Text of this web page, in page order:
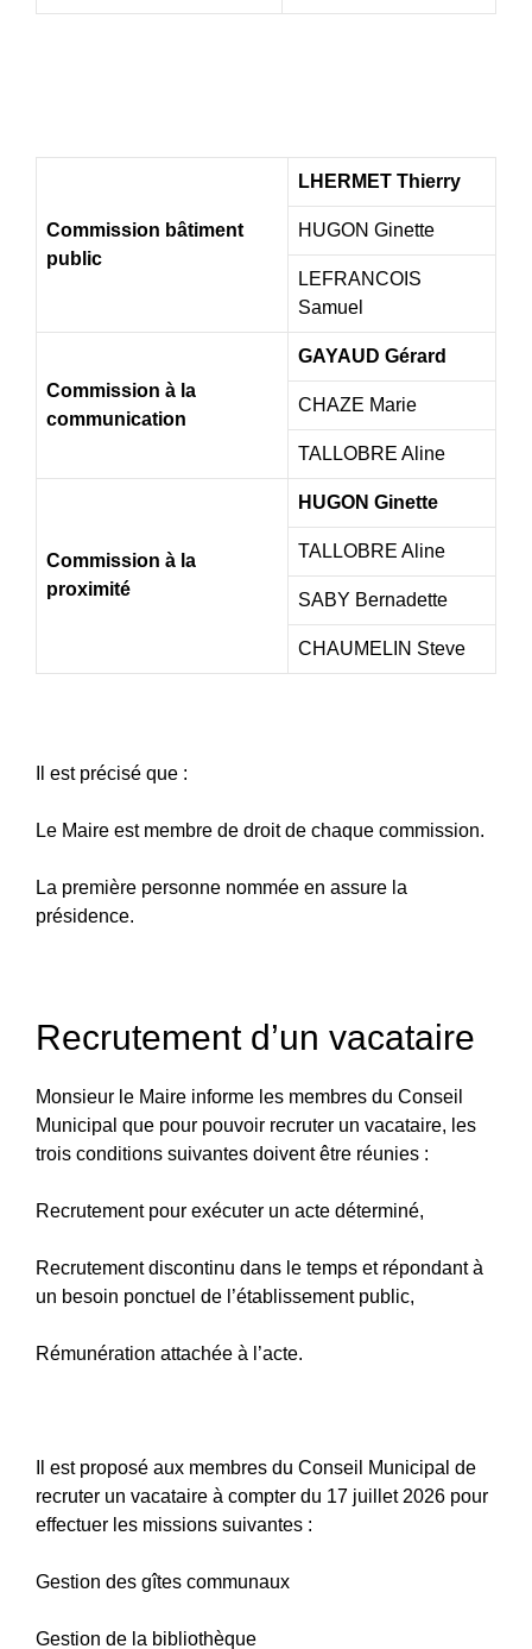
Commission bâtiment
public
LHERMET Thierry
HUGON Ginette
LEFRANCOIS
Samuel
Commission à la
communication
GAYAUD Gérard
CHAZE Marie
TALLOBRE Aline
Commission à la
proximité
HUGON Ginette
TALLOBRE Aline
SABY Bernadette
CHAUMELIN Steve
Il est précisé que :
Le Maire est membre de droit de chaque commission.
La première personne nommée en assure la
présidence.
Recrutement d’un vacataire
Monsieur le Maire informe les membres du Conseil
Municipal que pour pouvoir recruter un vacataire, les
trois conditions suivantes doivent être réunies :
Recrutement pour exécuter un acte déterminé,
Recrutement discontinu dans le temps et répondant à
un besoin ponctuel de l’établissement public,
Rémunération attachée à l’acte.
Il est proposé aux membres du Conseil Municipal de
recruter un vacataire à compter du 17 juillet 2026 pour
effectuer les missions suivantes :
Gestion des gîtes communaux
Gestion de la bibliothèque